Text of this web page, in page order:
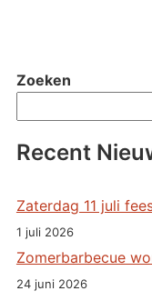
Zoeken
Recent
Zaterdag 11 juli
1 juli 2026
Zomerbarbecue
24 juni 2026